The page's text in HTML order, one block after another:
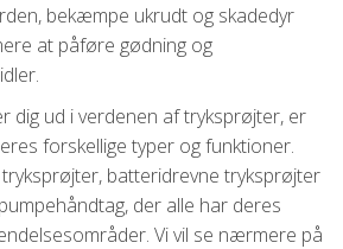
bekæmpe ukrudt og skadedyr
at påføre gødning og
dig ud i verdenen af tryksprøjter, er
forskellige typer og funktioner.
batteridrevne tryksprøjter
der alle har deres
Vi vil se nærmere på